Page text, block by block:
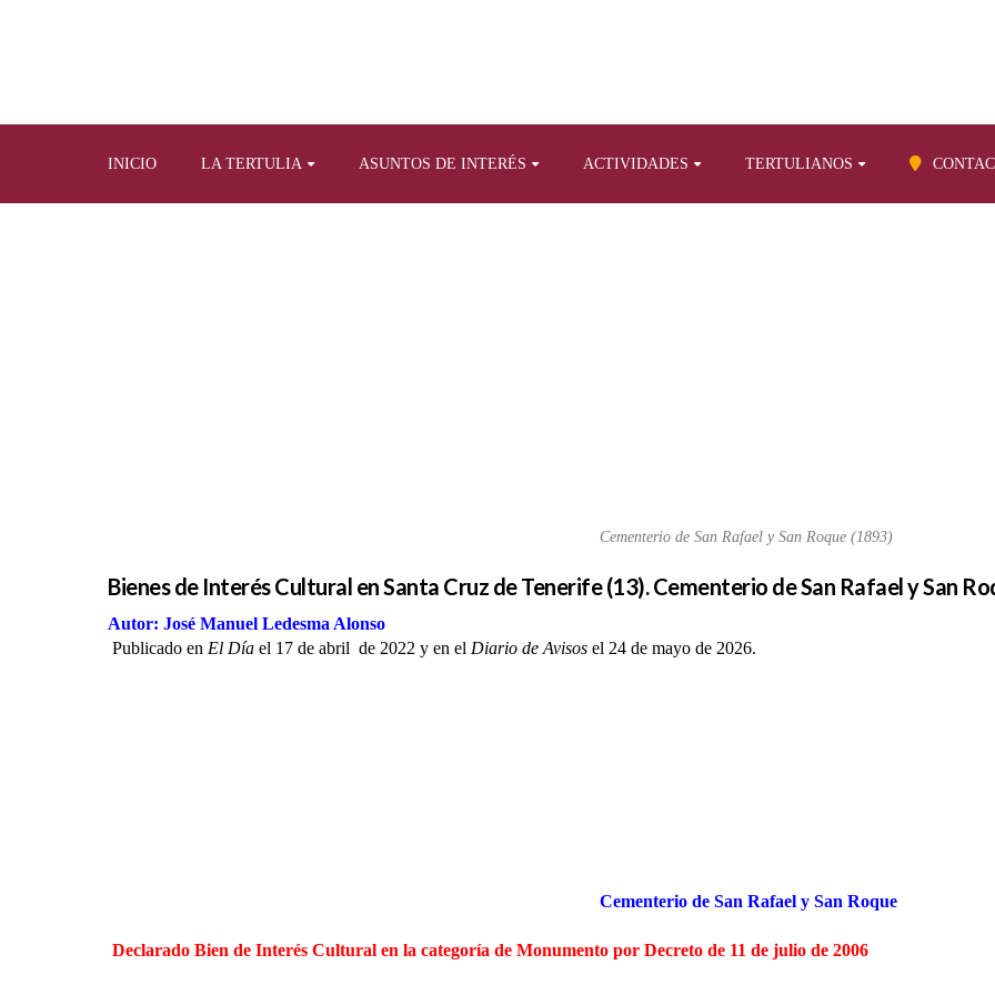
INICIO LA TERTULIA ASUNTOS DE INTERÉS ACTIVIDADES TERTULIANOS
Cementerio de San Rafael y San Roque (1893)
Bienes de Interés Cultural en Santa Cruz de Tenerife (13). Cementerio de San Rafael y San
Autor: José Manuel Ledesma Alonso
Publicado en El Día el 17 de abril de 2022 y en el Diario de Avisos el 24 de mayo de 2026.
Cementerio de San Rafael y San Roque
Declarado Bien de Interés Cultural en la categoría de Monumento por Decreto de 11 de julio de 2006